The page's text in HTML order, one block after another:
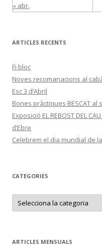
« abr.
ARTICLES RECENTS
Fi bloc
Noves recomanacions al
Esc 3 d’Abril
Bones pràctiques BESCAT
Exposició EL REBOST DEL
d’Ebre
Celebrem el dia mundial de
CATEGORIES
C
t
r
i
ARTICLES MENSUALS